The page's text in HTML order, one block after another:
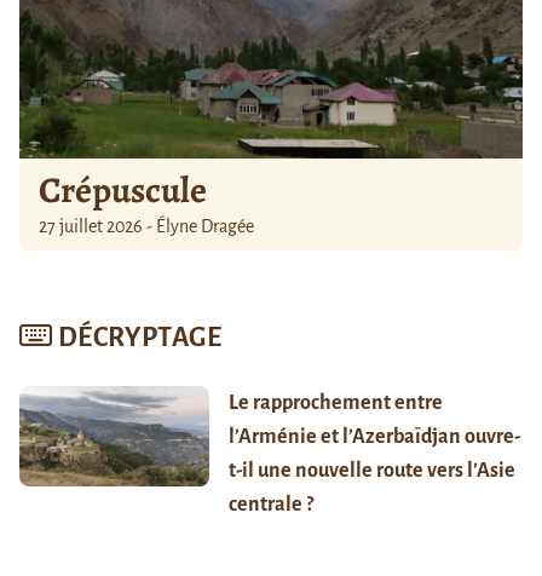
Crépuscule
27 juillet 2026 - Élyne Dragée
DÉCRYPTAGE
Le rapprochement entre
l’Arménie et l’Azerbaïdjan ouvre-
t-il une nouvelle route vers l’Asie
centrale ?